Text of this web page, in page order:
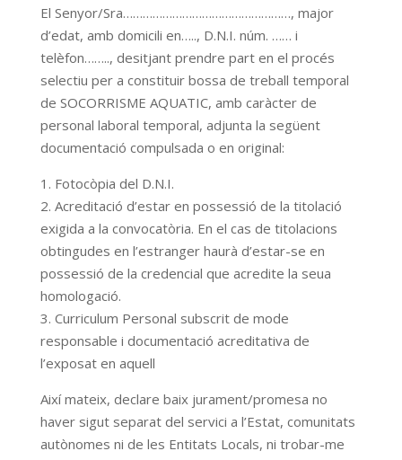
El Senyor/Sra……………………………………………, major
d’edat, amb domicili en….., D.N.I. núm. …… i
telèfon…….., desitjant prendre part en el procés
selectiu per a constituir bossa de treball temporal
de SOCORRISME AQUATIC, amb caràcter de
personal laboral temporal, adjunta la següent
documentació compulsada o en original:
1. Fotocòpia del D.N.I.
2. Acreditació d’estar en possessió de la titolació
exigida a la convocatòria. En el cas de titolacions
obtingudes en l’estranger haurà d’estar-se en
possessió de la credencial que acredite la seua
homologació.
3. Curriculum Personal subscrit de mode
responsable i documentació acreditativa de
l’exposat en aquell
Així mateix, declare baix jurament/promesa no
haver sigut separat del servici a l’Estat, comunitats
autònomes ni de les Entitats Locals, ni trobar-me